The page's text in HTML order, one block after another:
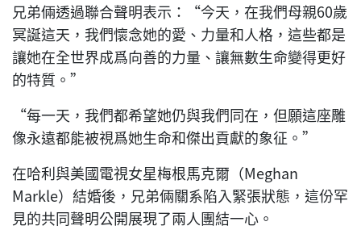
兄弟倆透過聯合聲明表示：“今天，在我們母親60歲
冥誕這天，我們懷念她的愛、力量和人格，這些都是
讓她在全世界成爲向善的力量、讓無數生命變得更好
的特質。”
“每一天，我們都希望她仍與我們同在，但願這座雕
像永遠都能被視爲她生命和傑出貢獻的象征。”
在哈利與美國電視女星梅根馬克爾（Meghan
Markle）結婚後，兄弟倆關系陷入緊張狀態，這份罕
見的共同聲明公開展現了兩人團結一心。